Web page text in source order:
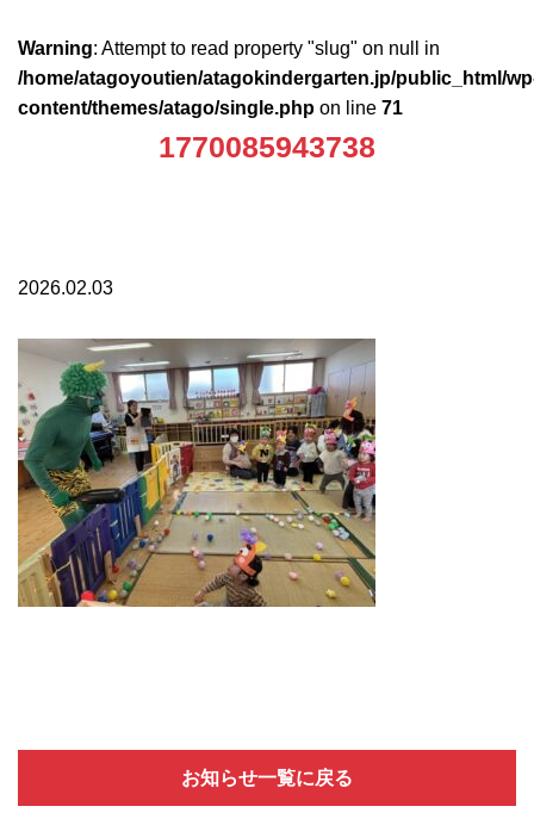
Warning: Attempt to read property "slug" on null in
/home/atagoyoutien/atagokindergarten.jp/public_html/
content/themes/atago/single.php on line 71
1770085943738
2026.02.03
お知らせ一覧に戻る